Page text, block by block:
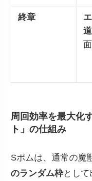
終章
道
面
周回効率を最大化
ト」の仕組み
Sポムは、通常の魔
のランダム枠として